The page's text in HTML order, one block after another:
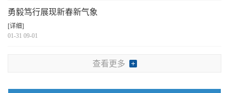
勇毅笃行展现新春新气象
[详细]
01-31 09-01
查看更多